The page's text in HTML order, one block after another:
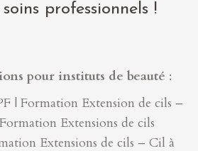
professionnels !
pour instituts de beauté :
| Formation Extension de cils –
Extensions de cils
Extensions de cils – Cil à